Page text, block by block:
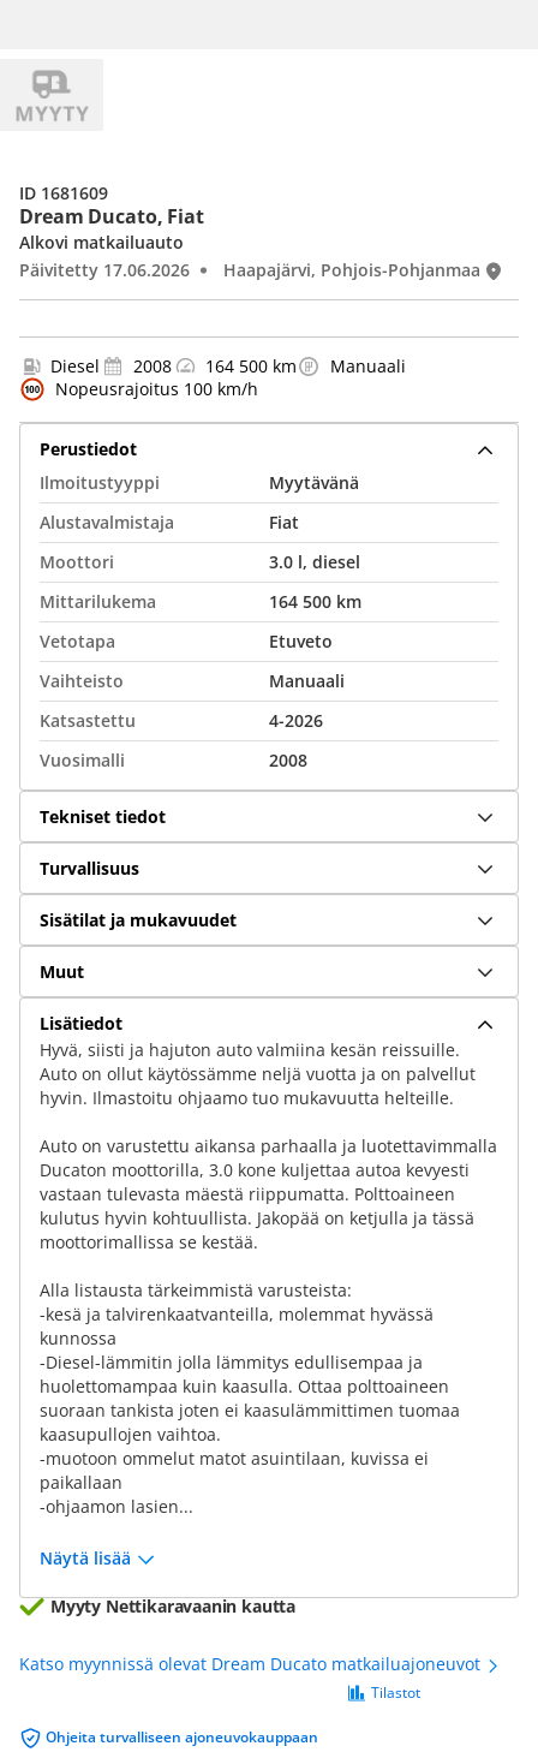
Dream Ducato, Fiat
Alkovi matkailuauto
Päivitetty 17.06.2026
Haapajärvi, Pohjois-Pohjanmaa
ID 1681609
Diesel 2008 164 500 km
Manuaali
Nopeusrajoitus 100 km/h
Perustiedot
Ilmoitustyyppi
Myytävänä
Alustavalmistaja
Fiat
Moottori
3.0 l, diesel
Mittarilukema
164 500 km
Vetotapa
Etuveto
Vaihteisto
Manuaali
Katsastettu
4-2026
Vuosimalli
2008
Tekniset tiedot
Turvallisuus
Sisätilat ja mukavuudet
Muut
Lisätiedot
Hyvä, siisti ja hajuton auto valmiina kesän reissuille.
Auto on ollut käytössämme neljä vuotta ja on palvellut
hyvin. Ilmastoitu ohjaamo tuo mukavuutta helteille.
Auto on varustettu aikansa parhaalla ja luotettavimmalla
Ducaton moottorilla, 3.0 kone kuljettaa autoa kevyesti
vastaan tulevasta mäestä riippumatta. Polttoaineen
kulutus hyvin kohtuullista. Jakopää on ketjulla ja tässä
moottorimallissa se kestää.
Alla listausta tärkeimmistä varusteista:
-kesä ja talvirenkaatvanteilla, molemmat hyvässä
kunnossa
-Diesel-lämmitin jolla lämmitys edullisempaa ja
huolettomampaa kuin kaasulla. Ottaa polttoaineen
suoraan tankista joten ei kaasulämmittimen tuomaa
kaasupullojen vaihtoa.
-muotoon ommelut matot asuintilaan, kuvissa ei
paikallaan
-ohjaamon lasien...
Näytä lisää
Myyty Nettikaravaanin kautta
Katso myynnissä olevat Dream Ducato matkailuajoneuvot
Ohjeita turvalliseen ajoneuvokauppaan
Tilastot